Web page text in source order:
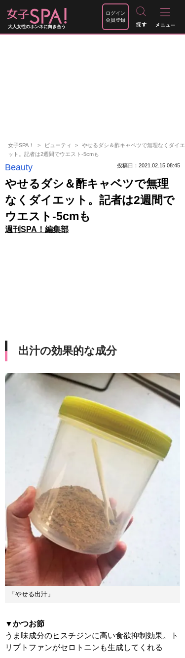
大人女性のホンネに向き合う
ログイン
会員登録
女子SPA！ ビューティ
やせるダシ＆酢キャベツで無理なくダイエ
ット。記者は2週間でウエスト-5cmも
Beauty 投稿日：2021.02.15 08:45
やせるダシ＆酢キャベツで無理
なくダイエット。記者は2週間で
ウエスト-5cmも
週刊SPA！編集部
出汁の効果的な成分
「やせる出汁」
▼かつお節
うま味成分のヒスチジンに高い食欲抑制効果。ト
リプトファンがセロトニンも生成してくれる